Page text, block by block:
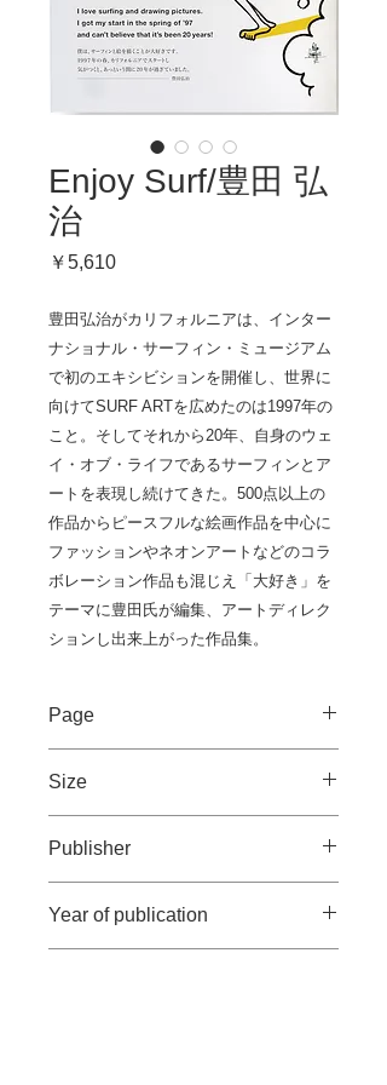
Enjoy Surf/豊田 弘
治
￥5,610価
豊田弘治がカリフォルニアは、インター
ナショナル・サーフィン・ミュージアム
で初のエキシビションを開催し、世界に
向けてSURF ARTを広めたのは1997年の
こと。そしてそれから20年、自身のウェ
イ・オブ・ライフであるサーフィンとア
ートを表現し続けてきた。500点以上の
作品からピースフルな絵画作品を中心に
ファッションやネオンアートなどのコラ
ボレーション作品も混じえ「大好き」を
テーマに豊田氏が編集、アートディレク
ションし出来上がった作品集。
Page
Size
Publisher
Year of publication